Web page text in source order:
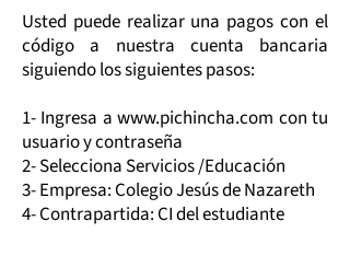
Usted puede realizar una pagos con el
código a nuestra cuenta bancaria
siguiendo los siguientes pasos:
1- Ingresa awww.pichincha.com con tu
usuario y contraseña
2- Selecciona Servicios /Educación
3- Empresa: Colegio Jesús de Nazareth
4- Contrapartida: CI del estudiante